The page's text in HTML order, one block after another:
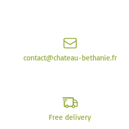
contact@chateau-bethanie.fr
Free delivery